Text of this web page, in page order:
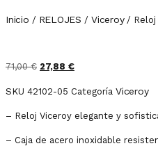
Inicio / RELOJES /Viceroy/ Reloj
71,00€ 27,88 €
SKU 42102-05 Categoría Viceroy
– Reloj Viceroy elegante y
– Caja de acero inoxidable